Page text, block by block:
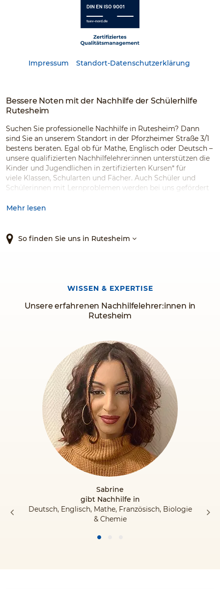
Impressum Standort-Datenschutzerklärung
Bessere Noten mit der Nachhilfe der Schülerhilfe
Rutesheim
Suchen Sie professionelle Nachhilfe in Rutesheim? Dann
sind Sie an unserem Standort in der Pforzheimer Straße 3/1
bestens beraten. Egal ob für Mathe, Englisch oder Deutsch –
unsere qualifizierten Nachhilfelehrer:innen unterstützen die
Kinder und Jugendlichen in zertifizierten Kursen* für
viele Klassen, Schularten und Fächer. Auch Schüler und
Schülerinnen mit Lernproblemen werden bei uns gefördert
Kunden und Kundinnen uns weiterempfehlen würden.*
Mehr lesen
So finden Sie uns in Rutesheim
Unsere erfahrenen Nachhilfelehrer:innen in
Rutesheim
WISSEN & EXPERTISE
Sabrine
gibt Nachhilfe in
Deutsch, Englisch, Mathe, Französisch, Biologie
& Chemie